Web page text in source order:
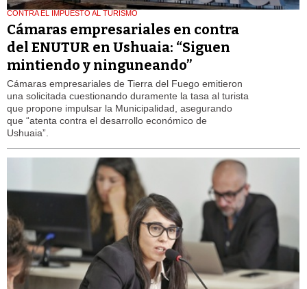
CONTRA EL IMPUESTO AL TURISMO
Cámaras empresariales en contra
del ENUTUR en Ushuaia: “Siguen
mintiendo y ninguneando”
Cámaras empresariales de Tierra del Fuego emitieron
una solicitada cuestionando duramente la tasa al turista
que propone impulsar la Municipalidad, asegurando
que “atenta contra el desarrollo económico de
Ushuaia”.